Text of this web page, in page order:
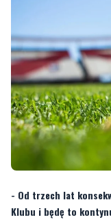
- Od trzech lat
Klubu i będę to